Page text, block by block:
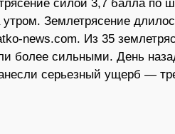
силой 3,7 балла по
утром. Землетрясение
news.com. Из 35
более сильными. День
серьезный ущерб —